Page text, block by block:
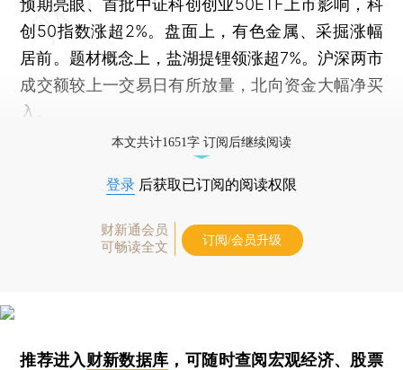
预期亮眼、首批中证科创创业50ETF上市影响，科
创50指数涨超2%。盘面上，有色金属、采掘涨幅
居前。题材概念上，盐湖提锂领涨超7%。沪深两市
成交额较上一交易日有所放量，北向资金大幅净买
入。
本文共计1651字 订阅后继续阅读
登录 后获取已订阅的阅读权限
财新通会员
可畅读全文
订阅/会员升级
推荐进入财新数据库 ，可随时查阅宏观经济、股票